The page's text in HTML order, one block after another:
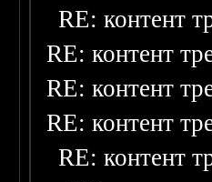
RE: контент
RE: контент
RE: контент
RE: контент
RE: контент